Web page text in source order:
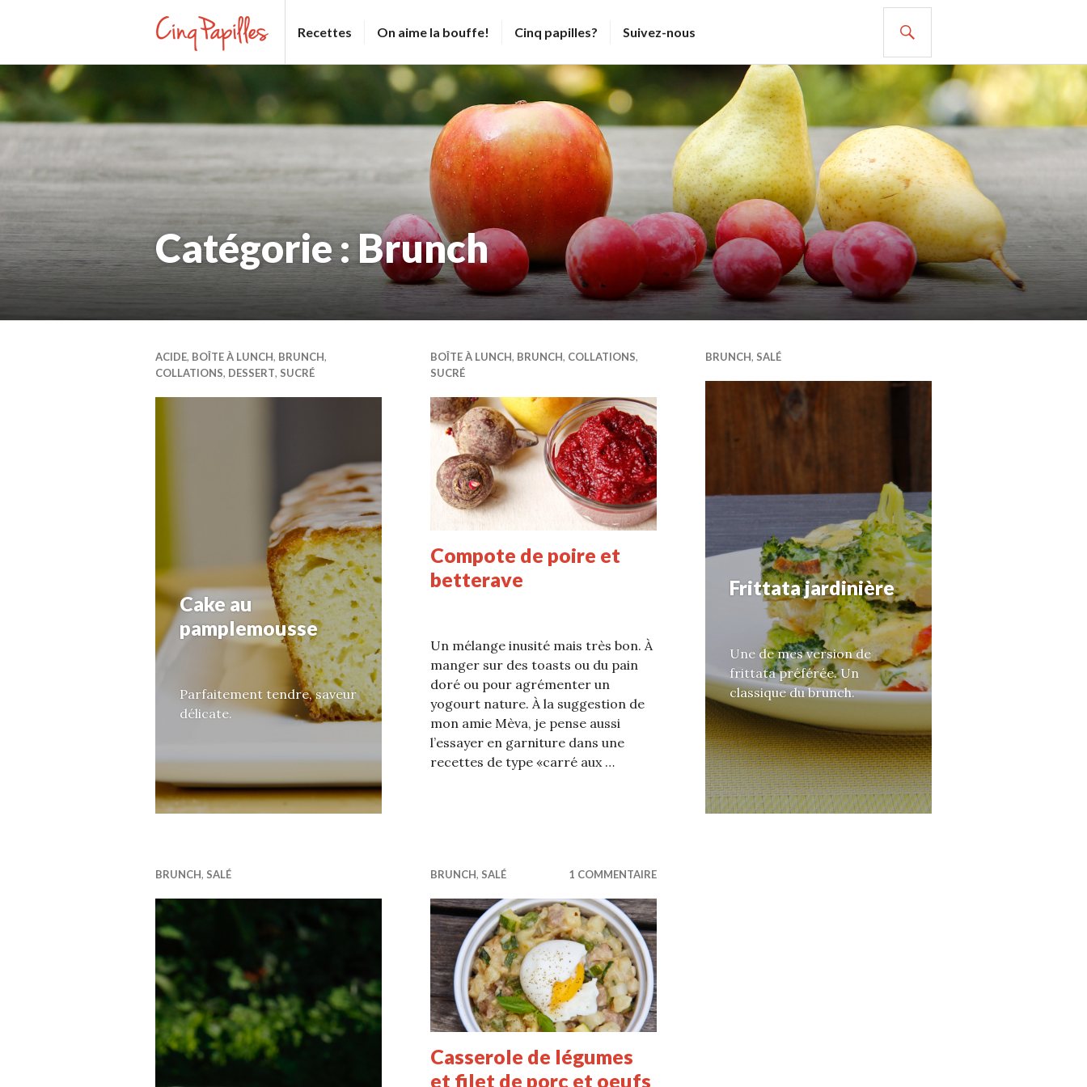
contenu
principal
CINQ
Recettes On aime la bouffe! Cinq papilles? Suivez-nous
Catégorie : Brunch
ACIDE, BOÎTE À LUNCH, BRUNCH,
COLLATIONS, DESSERT, SUCRÉ
Cake au
pamplemousse
Parfaitement tendre, saveur
délicate.
BOÎTE À LUNCH, BRUNCH, COLLATIONS,
SUCRÉ
Compote de poire et
betterave
Un mélange inusité mais très bon. À
manger sur des toasts ou du pain
doré ou pour agrémenter un
yogourt nature. À la suggestion de
mon amie Mèva, je pense aussi
l’essayer en garniture dans une
recettes de type «carré aux …
BRUNCH, SALÉ
Frittata jardinière
Une de mes version de
frittata préférée. Un
classique du brunch.
BRUNCH, SALÉ BRUNCH, SALÉ 1 COMMENTAIRE
Casserole de légumes
et filet de porc et oeufs